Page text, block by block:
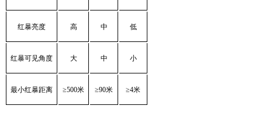
红暴亮度 高 中 低
红暴可见角度 大 中 小
最小红暴距离 ≥500米 ≥90米 ≥4米